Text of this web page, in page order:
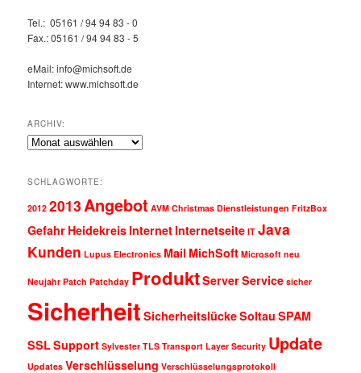
Tel.: 05161 / 94 94 83 - 0
Fax.: 05161 / 94 94 83 - 5
eMail: info@michsoft.de
Internet: www.michsoft.de
ARCHIV:
Archiv:
SCHLAGWORTE:
2012 2013Angebot AVM Christmas Dienstleistungen FritzBox
Gefahr Heidekreis Internet Internetseite IT Java
Kunden Lupus Electronics Mail MichSoft Microsoft neu
Neujahr Patch Patchday ProduktServerService sicher
Sicherheit SicherheitslückeSoltau SPAM
SSLSupport Sylvester TLS Transport Layer Security Update
Updates Verschlüsselung Verschlüsselungsprotokoll